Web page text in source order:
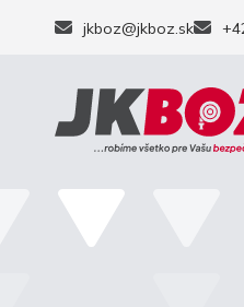
jkboz@jkboz.sk